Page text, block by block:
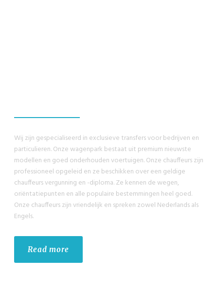
Wij zijn gespecialiseerd in exclusieve transfers voor bedrijven en
particulieren. Onze wagenpark bestaat uit premium nieuwste
modellen en goed onderhouden voertuigen. Onze chauffeurs zijn
professioneel opgeleid en ze beschikken over een geldige
chauffeurs vergunning en -diploma. Ze kennen de wegen,
oriëntatiepunten en alle populaire bestemmingen heel goed.
Onze chauffeurs zijn vriendelijk en spreken zowel Nederlands als
Engels.
Read more